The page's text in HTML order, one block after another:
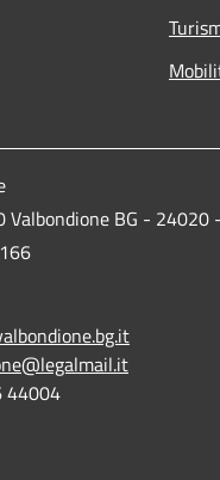
BG - 24020
44004